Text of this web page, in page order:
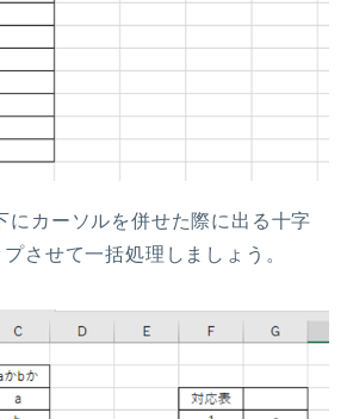
にカーソルを併せた際に出る十字
させて一括処理しましょう。